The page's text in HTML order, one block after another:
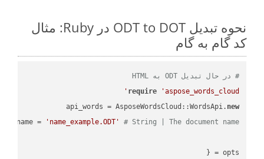
نحوه تبدیل ODT to DOT در Ruby: مثال
کد گام به گام
# در حال تبدیل ODT به HTML
require
'aspose_words_cloud'
api_words = AsposeWordsCloud::WordsApi. new
name =
'name_example.ODT' # String | The document name.